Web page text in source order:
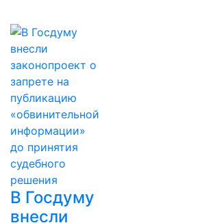
В Госдуму
внесли